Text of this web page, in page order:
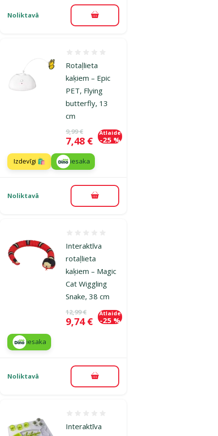
Noliktavā Pievienot grozam
Rotaļlieta
kaķiem – Epic
PET, Flying
butterfly, 13
cm
Oriģinālā cena
9,99 €
Cena
7,48 €
Atlaide
-25 %
Izdevīgi 🛍️ iesaka
Noliktavā Pievienot grozam
Interaktīva
rotaļlieta
kaķiem – Magic
Cat Wiggling
Snake, 38 cm
Oriģinālā cena
12,99 €
Cena
9,74 €
Atlaide
-25 %
iesaka
Noliktavā Pievienot grozam
Interaktīva